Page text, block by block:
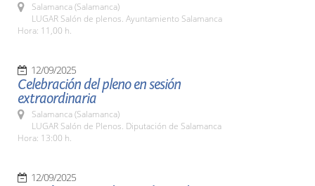
Salamanca (Salamanca)
LUGAR Salón de plenos. Ayuntamiento Salamanca
Hora: 11,00 h.
12/09/2025
Celebración del pleno en sesión
extraordinaria
Salamanca (Salamanca)
LUGAR Salón de Plenos. Diputación de Salamanca
Hora: 13:00 h.
12/09/2025